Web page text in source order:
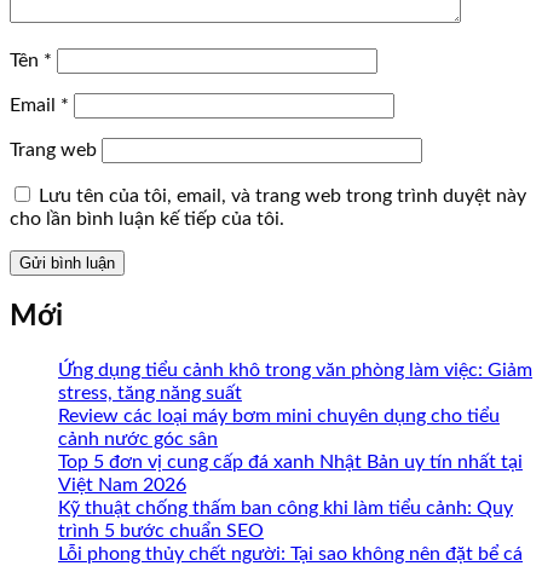
Tên *
Email *
Trang web
Lưu tên của tôi, email, và trang web trong trình duyệt này
cho lần bình luận kế tiếp của tôi.
Mới
Ứng dụng tiểu cảnh khô trong văn phòng làm việc: Giảm
stress, tăng năng suất
Review các loại máy bơm mini chuyên dụng cho tiểu
cảnh nước góc sân
Top 5 đơn vị cung cấp đá xanh Nhật Bản uy tín nhất tại
Việt Nam 2026
Kỹ thuật chống thấm ban công khi làm tiểu cảnh: Quy
trình 5 bước chuẩn SEO
Lỗi phong thủy chết người: Tại sao không nên đặt bể cá